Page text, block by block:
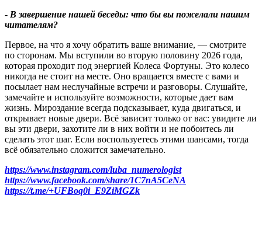
- В завершение нашей беседы: что бы вы пожелали нашим
читателям?
Первое, на что я хочу обратить ваше внимание, — смотрите
по сторонам. Мы вступили во вторую половину 2026 года,
которая проходит под энергией Колеса Фортуны. Это колесо
никогда не стоит на месте. Оно вращается вместе с вами и
посылает нам неслучайные встречи и разговоры. Слушайте,
замечайте и используйте возможности, которые дает вам
жизнь. Мироздание всегда подсказывает, куда двигаться, и
открывает новые двери. Всё зависит только от вас: увидите ли
вы эти двери, захотите ли в них войти и не побоитесь ли
сделать этот шаг. Если воспользуетесь этими шансами, тогда
всё обязательно сложится замечательно.
https://www.instagram.com/luba_numerologist
https://www.facebook.com/share/1C7nA5CeNA
https://t.me/+UFBoq0i_E9ZiMGZk